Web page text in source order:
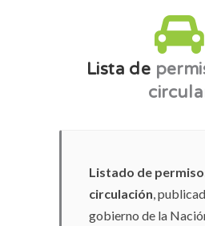
Lista de
Listado de
circulación,
gobierno de la